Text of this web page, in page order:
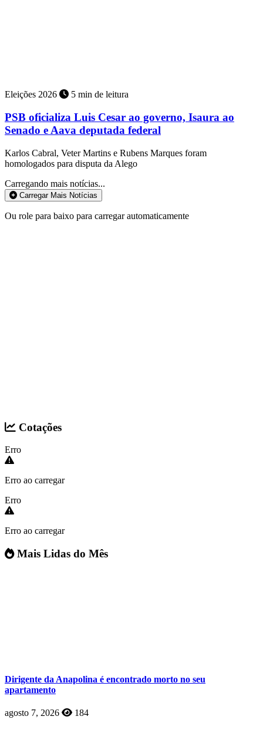
Eleições 2026 5 min de leitura
PSB oficializa Luis Cesar ao governo, Isaura ao
Senado e Aava deputada federal
Karlos Cabral, Veter Martins e Rubens Marques foram
homologados para disputa da Alego
Carregando mais notícias...
Carregar Mais Notícias
Ou role para baixo para carregar automaticamente
Cotações
Erro
Erro ao carregar
Erro
Erro ao carregar
Mais Lidas do Mês
Dirigente da Anapolina é encontrado morto no seu
apartamento
agosto 7, 2026 184